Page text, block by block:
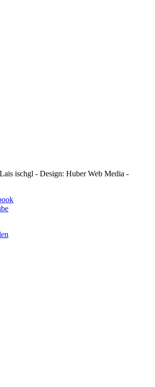
ischgl - Design: Huber Web Media -